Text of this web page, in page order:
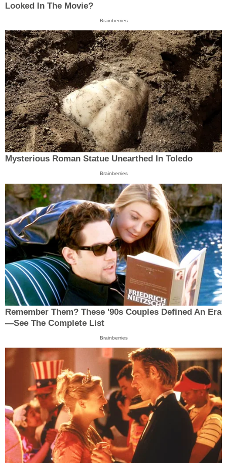
Looked In The Movie?
Brainberries
Mysterious Roman Statue Unearthed In Toledo
Brainberries
Remember Them? These '90s Couples Defined An Era
—See The Complete List
Brainberries